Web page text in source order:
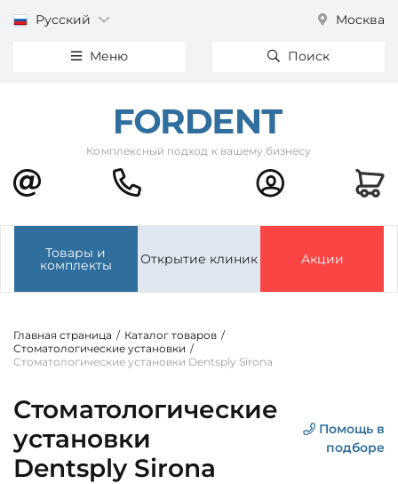
Русский Москва
Меню Поиск
Комплексный подход к вашему бизнесу
Товары и
комплекты Открытие клиник Акции
Главная страница / Каталог товаров /
Стоматологические установки /
Стоматологические установки Dentsply Sirona
Стоматологические
установки
Dentsply Sirona
Помощь в
подборе